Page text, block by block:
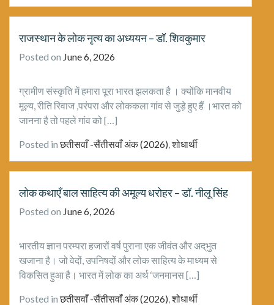
राजस्थान के लोक नृत्य का अध्ययन – डॉ. शिवकुमार
Posted on June 6, 2026
ग्रामीण संस्कृति में हमारा पूरा भारत झलकता है । क्योंकि मानवीय
मूल्य, रीति रिवाज ,परंपरा और लोककला गांव से जुड़े हुए हैं ।भारत को
जानना है तो पहले गांव को […]
Posted inछतीसवाँ -सैंतीसवाँ अंक (2026) ,शोधार्थी
लोक कथाएँ बाल साहित्य की अमूल्य धरोहर – डॉ. नीलू सिंह
Posted on June 6, 2026
भारतीय ज्ञान परम्परा हजारों वर्ष पुराना एक जीवंत और अद्‌भुत
खजाना है। जो वेदों, उपनिषदों और लोक साहित्य के माध्यम से
विकसित हुआ है। भारत में लोक का अर्थ ‘जनमानस […]
Posted inछतीसवाँ -सैंतीसवाँ अंक (2026) ,शोधार्थी